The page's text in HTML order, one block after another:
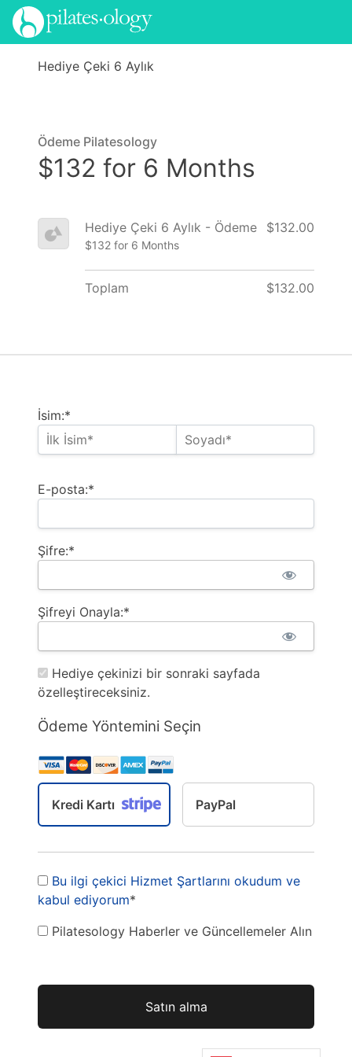
Hediye Çeki 6 Aylık
İsim:*
E-posta:*
Şifre:*
Şifreyi Onayla:*
Hediye çekinizi bir sonraki sayfada
özelleştireceksiniz.
Ödeme Yöntemini Seçin
Kredi Kartı PayPal
Bu ilgi çekici Hizmet Şartlarını okudum ve
kabul ediyorum*
Pilatesology Haberler ve Güncellemeler Alın
Val yok
Ödeme Pilatesology
$132 for 6 Months
Hediye Çeki 6 Aylık - Ödeme
$132 for 6 Months
$132.00
Toplam $132.00